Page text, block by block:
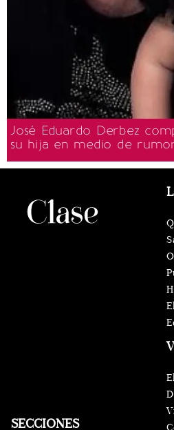
José Eduardo Derbez
su hija en medio de
SECCIONES